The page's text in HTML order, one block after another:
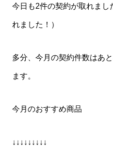
今日も2件の契約が取れまし
れました！）
多分、今月の契約件数はあ
ます。
今月のおすすめ商品
↓↓↓↓↓↓↓↓↓